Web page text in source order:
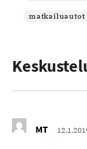
matkailuautot
MT